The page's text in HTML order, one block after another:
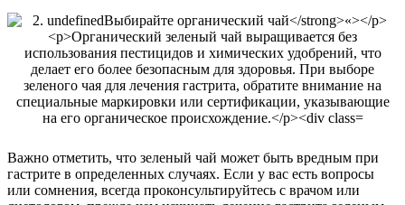
Важно отметить, что зеленый чай может быть вредным при
гастрите в определенных случаях. Если у вас есть вопросы
или сомнения, всегда проконсультируйтесь с врачом или